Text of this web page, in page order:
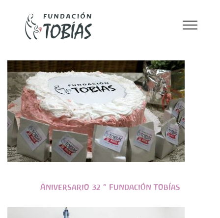
Galeria de imágenes
Aniversario 32 ° Fundación Tobías